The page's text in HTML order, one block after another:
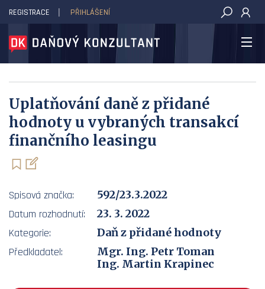
DAŇOVÝ KONZULTANT
REGISTRACE PŘIHLÁŠENÍ
Uplatňování daně z přidané
hodnoty u vybraných transakcí
finančního leasingu
Spisová značka:
592/23.3.2022
Datum rozhodnutí:
23. 3. 2022
Kategorie:
Daň z přidané hodnoty
Předkladatel:
Mgr. Ing. Petr Toman
Ing. Martin Krapinec